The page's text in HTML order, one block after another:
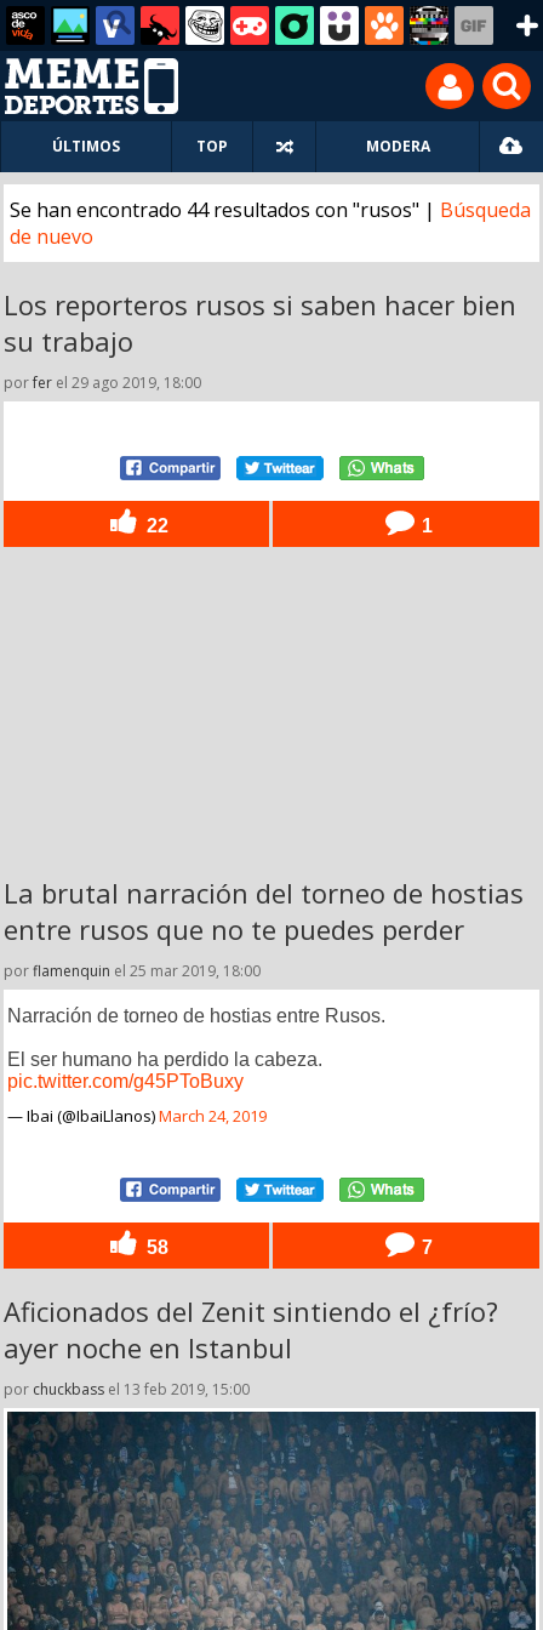
ÚLTIMOS TOP MODERA
Se han encontrado 44 resultados con "rusos" | Búsqueda
de nuevo
Los reporteros rusos si saben hacer bien
su trabajo
porfer el 29 ago 2019, 18:00
22 1
La brutal narración del torneo de hostias
entre rusos que no te puedes perder
porflamenquin el 25 mar 2019, 18:00
Narración de torneo de hostias entre Rusos.
El ser humano ha perdido la cabeza.
pic.twitter.com/g45PToBuxy
— Ibai (@IbaiLlanos)March 24, 2019
58 7
Aficionados del Zenit sintiendo el ¿frío?
ayer noche en Istanbul
por chuckbass el 13 feb 2019, 15:00